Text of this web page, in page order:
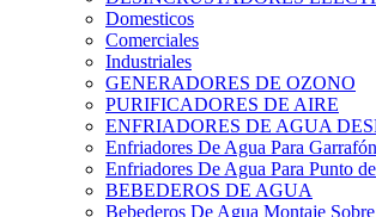
Domesticos
Comerciales
Industriales
GENERADORES DE OZONO
PURIFICADORES DE AIRE
ENFRIADORES DE AGUA
Enfriadores De Agua Para Garrafón
Enfriadores De Agua Para Punto
BEBEDEROS DE AGUA
Bebederos De Agua Montaje